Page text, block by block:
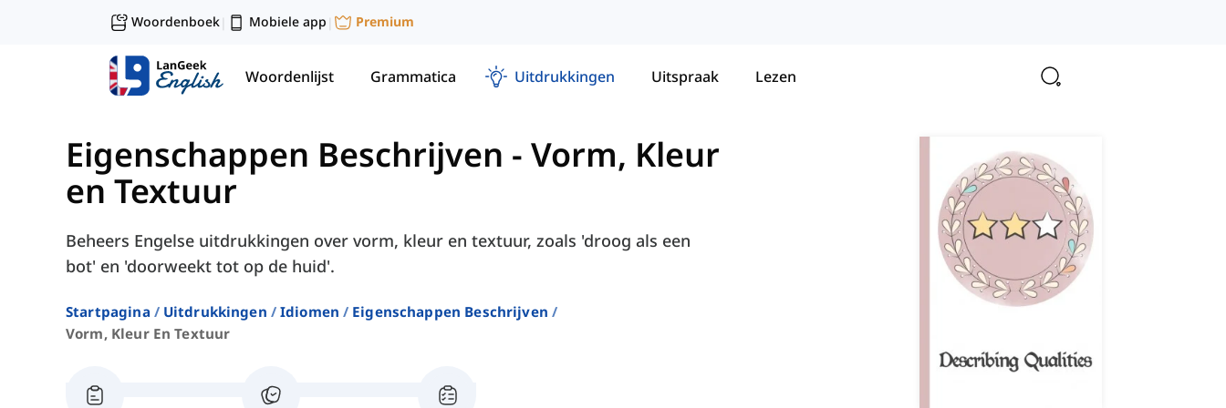
Woordenboek| Mobiele app | Premium
Woordenlijst Grammatica Uitdrukkingen Uitspraak Lezen
Eigenschappen Beschrijven - Vorm, Kleur
en Textuur
Beheers Engelse uitdrukkingen over vorm, kleur en textuur, zoals 'droog als een
bot' en 'doorweekt tot op de huid'.
Startpagina Uitdrukkingen Idiomen
Eigenschappen Beschrijven
Vorm, Kleur En Textuur